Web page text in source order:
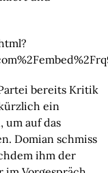
bereits Kritik
ein
um auf das
Domian schmiss
ihm der